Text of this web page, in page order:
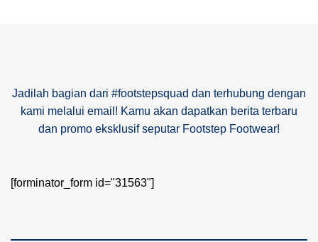
Jadilah bagian dari #footstepsquad dan terhubung dengan
kami melalui email! Kamu akan dapatkan berita terbaru
dan promo eksklusif seputar Footstep Footwear!
[forminator_form id="31563"]